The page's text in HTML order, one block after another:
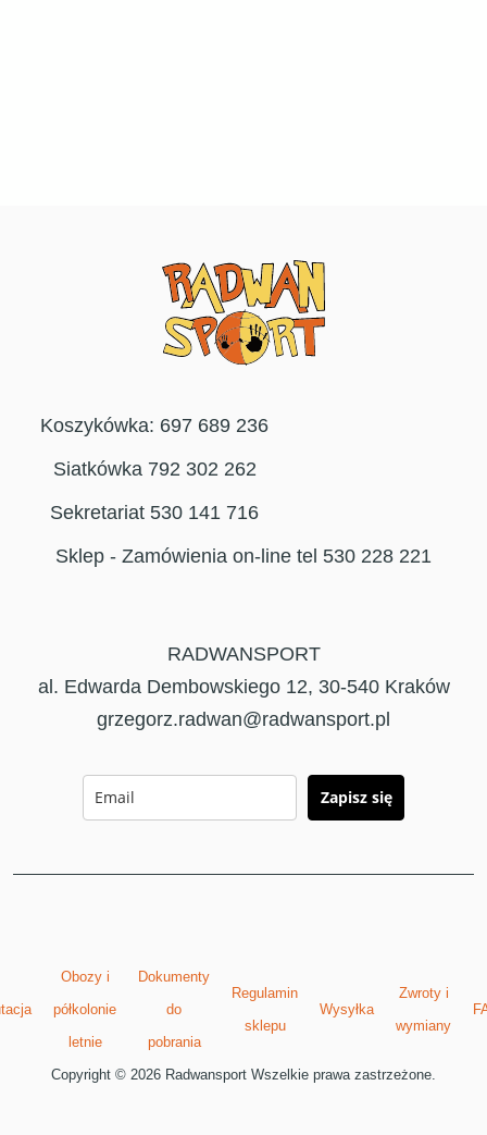
Koszykówka: 697 689 236
Siatkówka 792 302 262
Sekretariat 530 141 716
Sklep - Zamówienia on-line tel 530 228 221
RADWANSPORT
al. Edwarda Dembowskiego 12, 30-540 Kraków
grzegorz.radwan@radwansport.pl
Zapisz się
Obozy i
półkolonie
letnie
Dokumenty
do
pobrania
Regulamin
sklepu
Wysyłka
Zwroty i
wymiany
Copyright © 2026 Radwansport Wszelkie prawa zastrzeżone.